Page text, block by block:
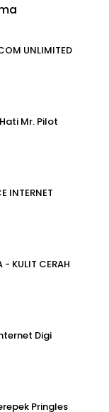
UNLIMITED
Mr. Pilot
INTERNET
- KULIT CERAH
Digi
Pringles